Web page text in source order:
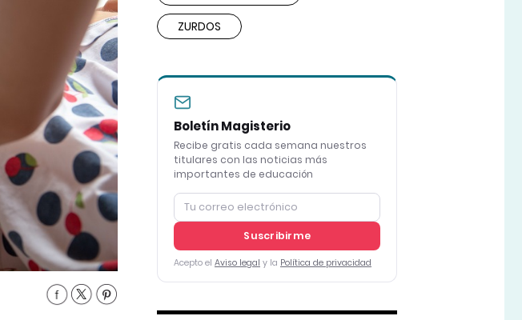
ZURDOS
Boletín Magisterio
Recibe gratis cada semana nuestros
titulares con las noticias más
importantes de educación
Suscribirme
Acepto el Aviso legal y la Política de privacidad